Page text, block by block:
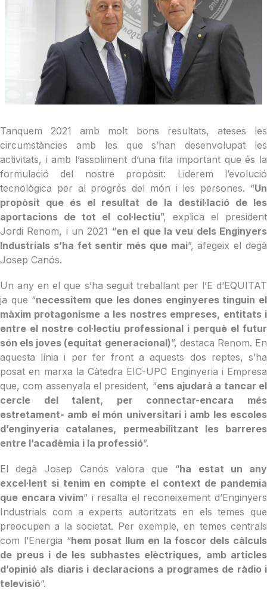
Tanquem 2021 amb molt bons resultats, ateses les
circumstàncies amb les que s’han desenvolupat les
activitats, i amb l’assoliment d’una fita important que és la
formulació del nostre propòsit: Liderem l’evolució
tecnològica per al progrés del món i les persones. “Un
propòsit que és el resultat de la destil·lació de les
aportacions de tot el col·lectiu”, explica el president
Jordi Renom, i un 2021 “en el que la veu dels Enginyers
Industrials s’ha fet sentir més que mai”, afegeix el degà
Josep Canós.
Un any en el que s’ha seguit treballant per l’E d’EQUITAT
ja que “necessitem que les dones enginyeres tinguin el
màxim protagonisme a les nostres empreses, entitats i
entre el nostre col·lectiu professional i perquè el futur
són els joves (equitat generacional)”, destaca Renom. En
aquesta línia i per fer front a aquests dos reptes, s’ha
posat en marxa la Càtedra EIC-UPC Enginyeria i Empresa
que, com assenyala el president, “ens ajudarà a tancar el
cercle del talent, per connectar-encara més
estretament- amb el món universitari i amb les escoles
d’enginyeria catalanes, permeabilitzant les barreres
entre l’acadèmia i la professió”.
El degà Josep Canós valora que “ha estat un any
excel·lent si tenim en compte el context de pandemia
que encara vivim” i resalta el reconeixement d’Enginyers
Industrials com a experts autoritzats en els temes que
preocupen a la societat. Per exemple, en temes centrals
com l’Energia “hem posat llum en la foscor dels càlculs
de preus i de les subhastes elèctriques, amb articles
d’opinió als diaris i declaracions a programes de ràdio i
televisió”.